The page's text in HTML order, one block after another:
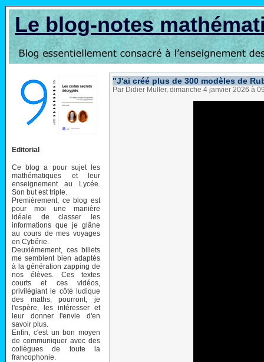
Le blog-notes
Editorial
Ce blog a pour sujet les
mathématiques et leur
enseignement au Lycée.
Son but est triple.
Premièrement, ce blog est
pour moi une manière
idéale de classer les
informations que je glâne
au cours de mes voyages
en Cybérie.
Deuxièmement, ces billets
me semblent bien adaptés
à la génération zapping de
nos élèves. Ces textes
courts et ces vidéos,
privilégiant le côté ludique
des maths, pourront, je
l'espère, les intéresser et
leur donner l'envie d'en
savoir plus.
Enfin, c'est un bon moyen
de communiquer avec des
collègues de toute la
francophonie.
"J'ai créé plus de 300 modèles de
Par Didier Müller, dimanche 4 janvier 2026 à